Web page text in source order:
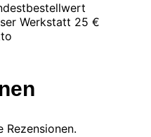
Werkstatt 25 €
Rezensionen.